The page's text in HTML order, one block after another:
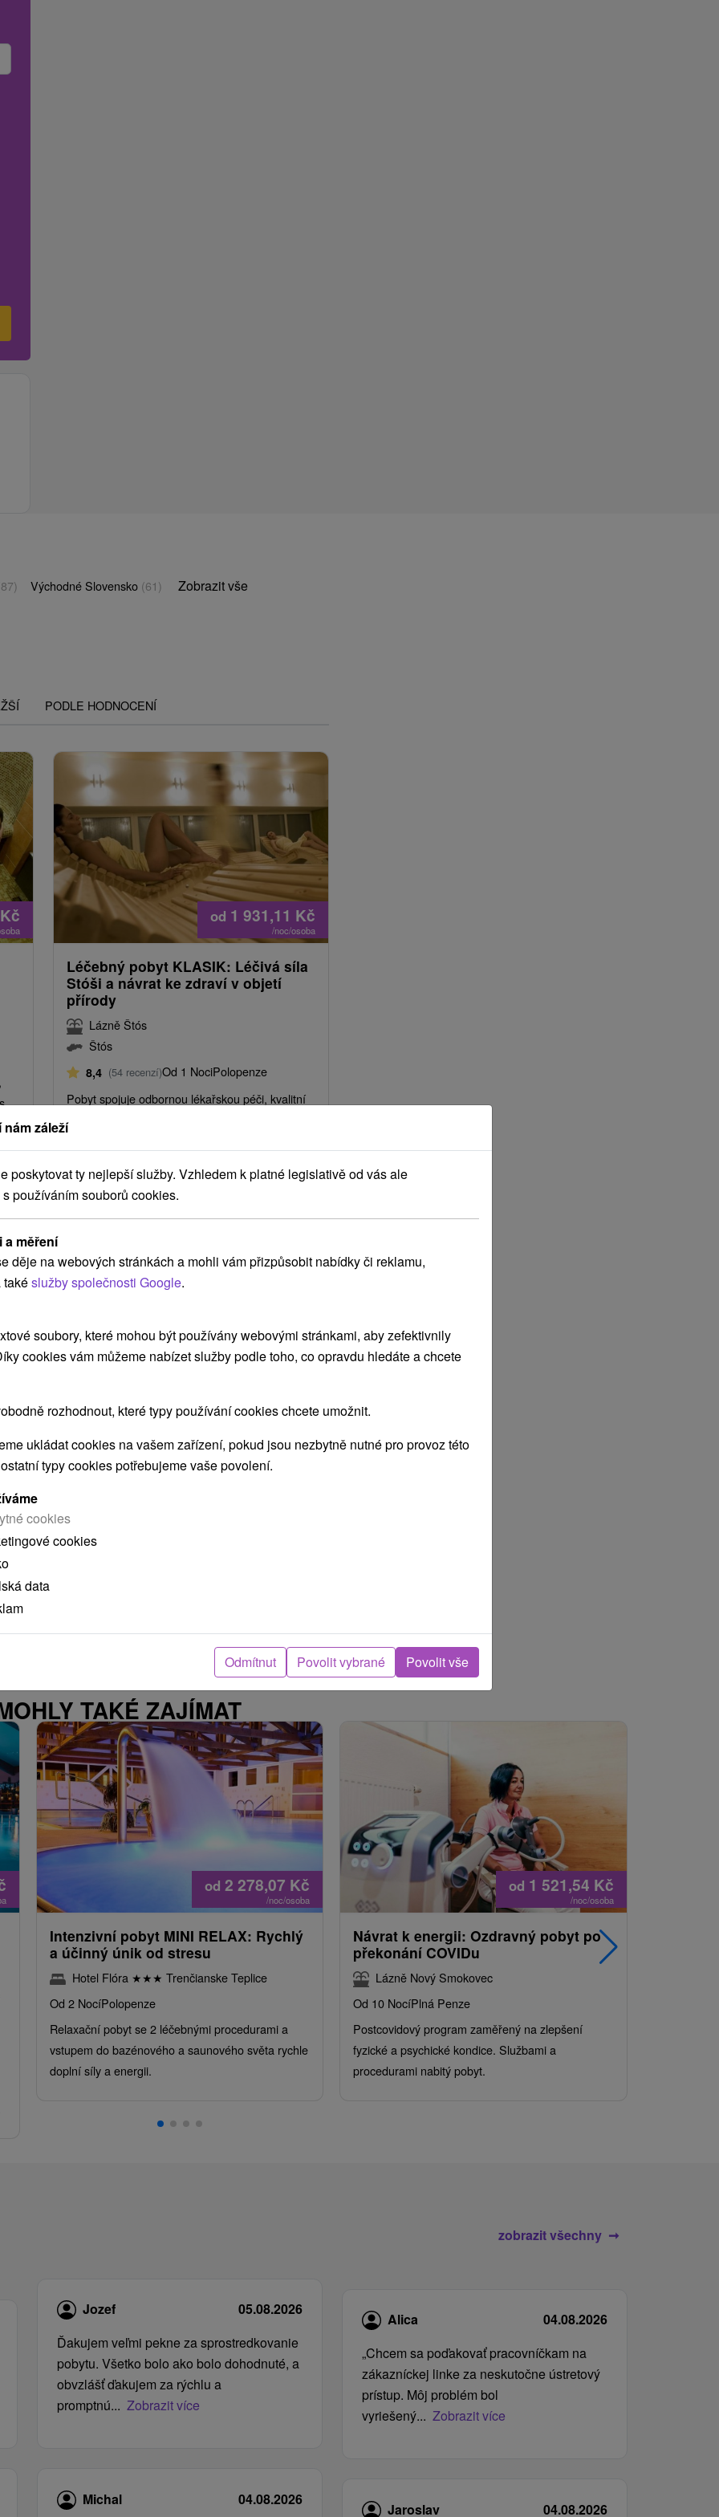
Východné Slovensko (61) Zobrazit vše
PODLE HODNOCENÍ
Kč od 1 931,11 Kč
/noc/osoba
Léčebný pobyt KLASIK: Léčivá síla
Stóši a návrat ke zdraví v objetí
přírody
Lázně Štós
Štós
8,4 (54 recenzí)Od 1 NociPolopenze
Pobyt spojuje odbornou lékařskou péči, kvalitní
stravu a účinné léčebné procedury s tichem
Kč
TAKÉ ZAJÍMAT
od 2 278,07 Kč
/noc/osoba
Intenzivní pobyt MINI RELAX: Rychlý
a účinný únik od stresu
Hotel Flóra ★★★ Trenčianske Teplice
Od 2 NocíPolopenze
Relaxační pobyt se 2 léčebnými procedurami a
vstupem do bazénového a saunového světa rychle
doplní síly a energii.
od 1 521,54 Kč
/noc/osoba
Návrat k energii: Ozdravný pobyt po
překonání COVIDu
Lázně Nový Smokovec
Od 10 NocíPlná Penze
Postcovidový program zaměřený na zlepšení
fyzické a psychické kondice. Službami a
procedurami nabitý pobyt.
zobrazit všechny
Jozef
05.08.2026
Ďakujem veľmi pekne za sprostredkovanie
pobytu. Všetko bolo ako bolo dohodnuté, a
obvzlášť ďakujem za rýchlu a
promptnú... Zobrazit více
Michal 04.08.2026
Alica
04.08.2026
„Chcem sa poďakovať pracovníčkam na
zákazníckej linke za neskutočne ústretový
prístup. Môj problém bol
vyriešený... Zobrazit více
Jaroslav 04.08.2026
záleží
poskytovat ty nejlepší služby. Vzhledem k platné legislativě od vás ale
používáním souborů cookies.
a měření
děje na webových stránkách a mohli vám přizpůsobit nabídky či reklamu,
takéslužby společnosti Google.
soubory, které mohou být používány webovými stránkami, aby zefektivnily
cookies vám můžeme nabízet služby podle toho, co opravdu hledáte a chcete
rozhodnout, které typy používání cookies chcete umožnit.
ukládat cookies na vašem zařízení, pokud jsou nezbytně nutné pro provoz této
typy cookies potřebujeme vaše povolení.
cookies
cookies
data
Odmítnut Povolit vybrané Povolit vše